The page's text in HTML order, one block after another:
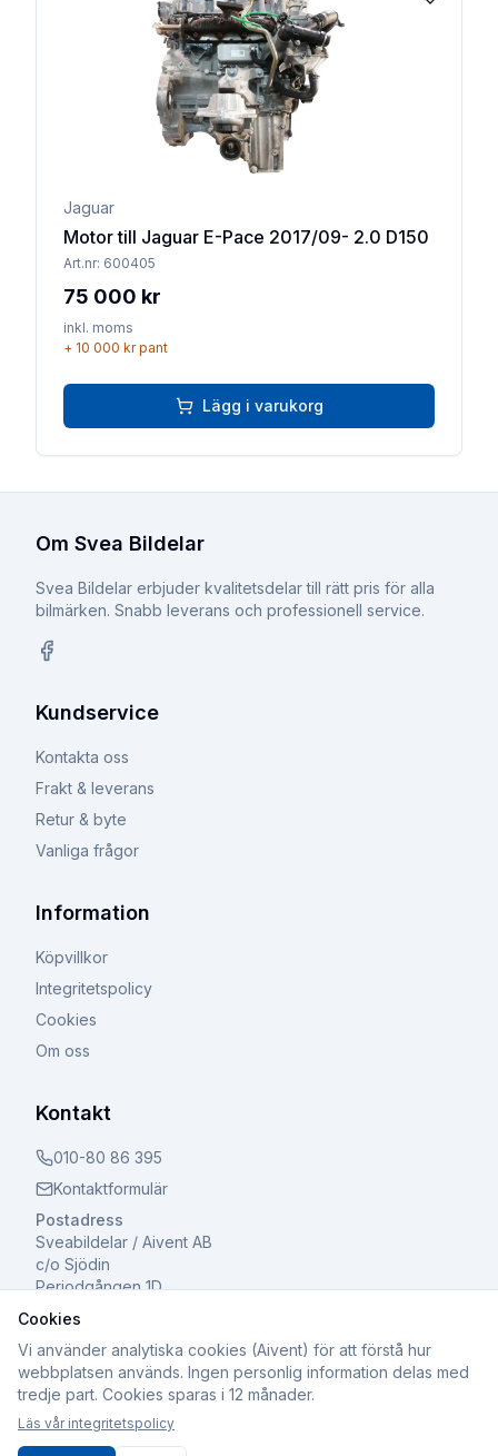
Lägg till
Jaguar
Motor till Jaguar E-Pace 2017/09- 2.0 D150
Art.nr: 600405
75 000 kr
inkl. moms
+ 10 000 krpant
Lägg i varukorg
Om Svea Bildelar
Svea Bildelar erbjuder kvalitetsdelar till rätt pris för alla
bilmärken. Snabb leverans och professionell service.
Kundservice
Kontakta oss
Frakt & leverans
Retur & byte
Vanliga frågor
Information
Köpvillkor
Integritetspolicy
Cookies
Om oss
Kontakt
010-80 86 395
Kontaktformulär
Postadress
Sveabildelar / Aivent AB
c/o Sjödin
Periodgången 1D
611 37 Nyköping
©2026Sveabildelar / Aivent AB. Alla rättigheter
Cookies
Vi använder analytiska cookies (Aivent) för att förstå hur
webbplatsen används. Ingen personlig information delas med
tredje part. Cookies sparas i 12 månader.
Läs vår integritetspolicy